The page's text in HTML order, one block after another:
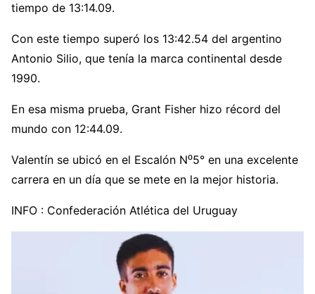
tiempo de 13:14.09.
Con este tiempo superó los 13:42.54 del argentino
Antonio Silio, que tenía la marca continental desde
1990.
En esa misma prueba, Grant Fisher hizo récord del
mundo con 12:44.09.
Valentín se ubicó en el Escalón N⁰5° en una excelente
carrera en un día que se mete en la mejor historia.
INFO : Confederación Atlética del Uruguay